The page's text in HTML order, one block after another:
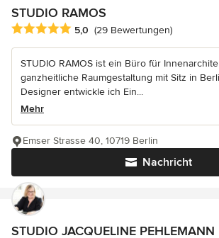
STUDIO RAMOS
Durchschnittliche Bewertung: 5 von 5
5,0 (29 Bewertungen)
STUDIO RAMOS ist ein Büro für
ganzheitliche Raumgestaltung mit Sitz in
Designer entwickle ich Ein...
Mehr
Nachricht
Emser Strasse 40, 10719 Berlin
STUDIO JACQUELINE PEHLEMANN